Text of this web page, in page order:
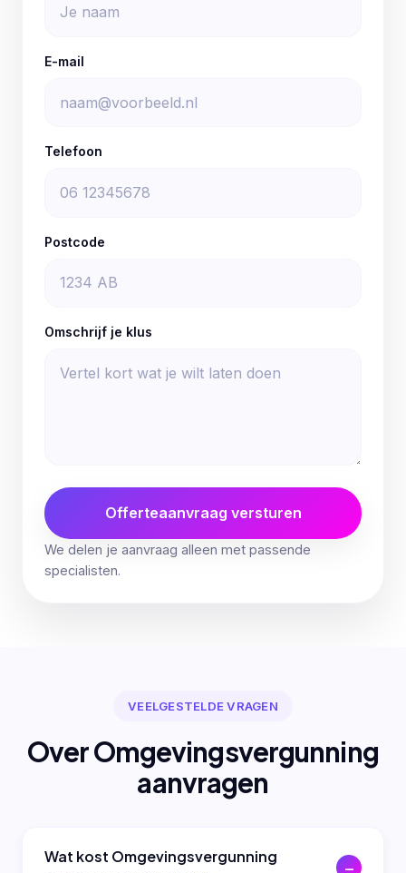
E-mail
Telefoon
Postcode
Omschrijf je klus
Offerteaanvraag versturen
We delen je aanvraag alleen met passende
specialisten.
VEELGESTELDE VRAGEN
Over Omgevingsvergunning
aanvragen
Wat kost Omgevingsvergunning